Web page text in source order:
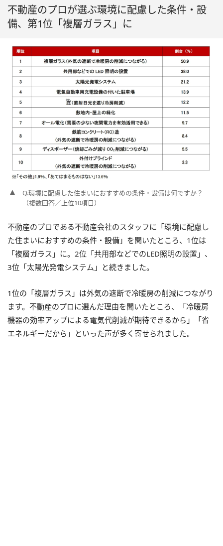
不動産のプロが選ぶ環境に配慮した条件・設
備、第1位「複層ガラス」に
Q.環境に配慮した住まいにおすすめの条件・設備は何ですか？
（複数回答／上位10項目）
不動産のプロである不動産会社のスタッフに「環境に配慮し
た住まいにおすすめの条件・設備」を聞いたところ、1位は
「複層ガラス」に。2位「共用部などでのLED照明の設置」、
3位「太陽光発電システム」と続きました。
1位の「複層ガラス」は外気の遮断で冷暖房の削減につながり
ます。不動産のプロに選んだ理由を聞いたところ、「冷暖房
機器の効率アップによる電気代削減が期待できるから」「省
エネルギーだから」といった声が多く寄せられました。